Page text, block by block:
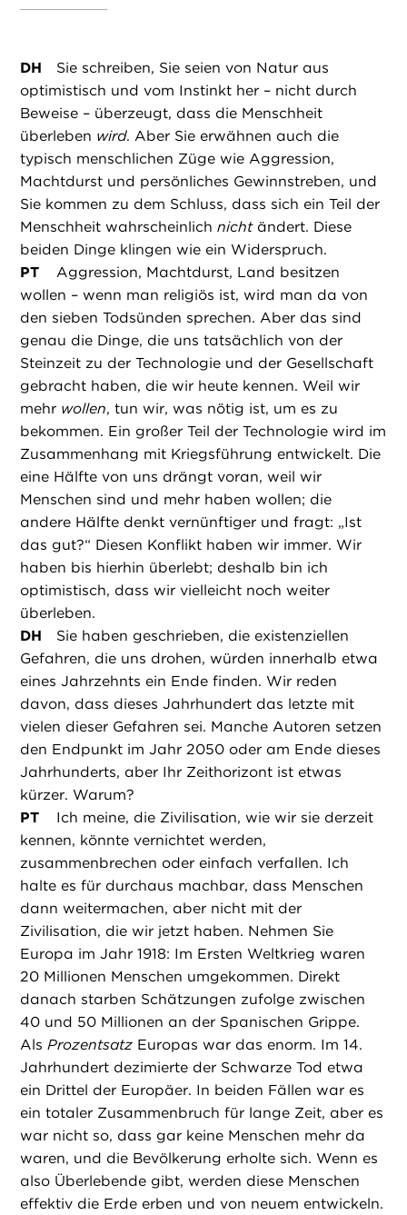
DH
Sie schreiben, Sie seien von Natur aus
optimistisch und vom Instinkt her – nicht durch
Beweise – überzeugt, dass die Menschheit
überleben wird. Aber Sie erwähnen auch die
typisch menschlichen Züge wie Aggression,
Machtdurst und persönliches Gewinnstreben, und
Sie kommen zu dem Schluss, dass sich ein Teil der
Menschheit wahrscheinlichnichtändert. Diese
beiden Dinge klingen wie ein Widerspruch.
PT
Aggression, Machtdurst, Land besitzen
wollen – wenn man religiös ist, wird man da von
den sieben Todsünden sprechen. Aber das sind
genau die Dinge, die uns tatsächlich von der
Steinzeit zu der Technologie und der Gesellschaft
gebracht haben, die wir heute kennen. Weil wir
mehr wollen, tun wir, was nötig ist, um es zu
bekommen. Ein großer Teil der Technologie wird im
Zusammenhang mit Kriegsführung entwickelt. Die
eine Hälfte von uns drängt voran, weil wir
Menschen sind und mehr haben wollen; die
andere Hälfte denkt vernünftiger und fragt: „Ist
das gut?“ Diesen Konflikt haben wir immer. Wir
haben bis hierhin überlebt; deshalb bin ich
optimistisch, dass wir vielleicht noch weiter
überleben.
DH
Sie haben geschrieben, die existenziellen
Gefahren, die uns drohen, würden innerhalb etwa
eines Jahrzehnts ein Ende finden. Wir reden
davon, dass dieses Jahrhundert das letzte mit
vielen dieser Gefahren sei. Manche Autoren setzen
den Endpunkt im Jahr 2050 oder am Ende dieses
Jahrhunderts, aber Ihr Zeithorizont ist etwas
kürzer. Warum?
PT
Ich meine, die Zivilisation, wie wir sie derzeit
kennen, könnte vernichtet werden,
zusammenbrechen oder einfach verfallen. Ich
halte es für durchaus machbar, dass Menschen
dann weitermachen, aber nicht mit der
Zivilisation, die wir jetzt haben. Nehmen Sie
Europa im Jahr 1918: Im Ersten Weltkrieg waren
20 Millionen Menschen umgekommen. Direkt
danach starben Schätzungen zufolge zwischen
40 und 50 Millionen an der Spanischen Grippe.
AlsProzentsatz Europas war das enorm. Im 14.
Jahrhundert dezimierte der Schwarze Tod etwa
ein Drittel der Europäer. In beiden Fällen war es
ein totaler Zusammenbruch für lange Zeit, aber es
war nicht so, dass gar keine Menschen mehr da
waren, und die Bevölkerung erholte sich. Wenn es
also Überlebende gibt, werden diese Menschen
effektiv die Erde erben und von neuem entwickeln.